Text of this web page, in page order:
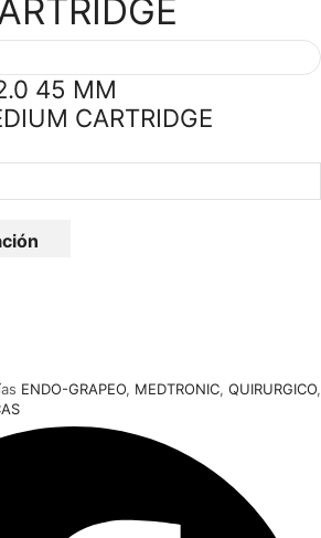
45 MM
CARTRIDGE
ENDO-GRAPEO, MEDTRONIC, QUIRURGICO,